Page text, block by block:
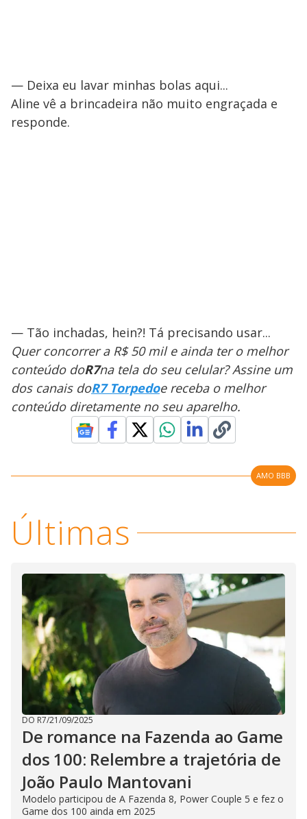
— Deixa eu lavar minhas bolas aqui...
Aline vê a brincadeira não muito engraçada e
responde.
— Tão inchadas, hein?! Tá precisando usar...
Quer concorrer a R$ 50 mil e ainda ter o melhor
conteúdo doR7na tela do seu celular? Assine um
dos canais doR7 Torpedoe receba o melhor
conteúdo diretamente no seu aparelho.
AMO BBB
Últimas
DO R7/21/09/2025
De romance na Fazenda ao Game
dos 100: Relembre a trajetória de
João Paulo Mantovani
Modelo participou de A Fazenda 8, Power Couple 5 e fez o
Game dos 100 ainda em 2025